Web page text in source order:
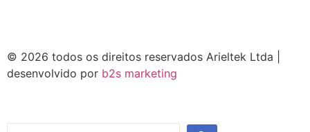
© 2026 todos os direitos reservados Arieltek Ltda |
desenvolvido por b2s marketing